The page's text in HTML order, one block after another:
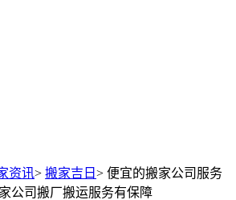
资讯> 搬家吉日 > 便宜的搬家公司服务
公司搬厂搬运服务有保障